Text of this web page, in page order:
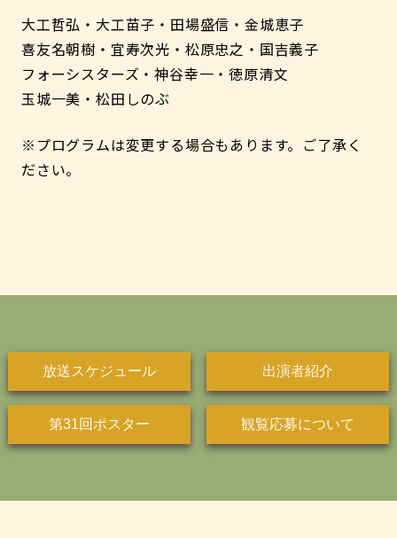
大工哲弘・大工苗子・田場盛信・金城恵子
喜友名朝樹・宜寿次光・松原忠之・国吉義子
フォーシスターズ・神谷幸一・徳原清文
玉城一美・松田しのぶ
※プログラムは変更する場合もあります。ご了承く
ださい。
放送スケジュール 出演者紹介
第31回ポスター 観覧応募について